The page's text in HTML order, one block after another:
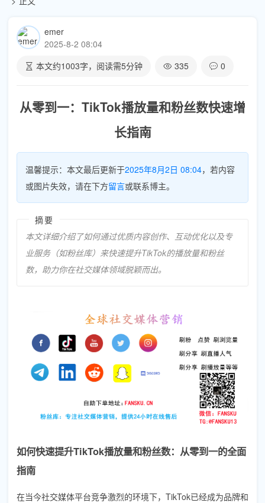
emer
2025-8-2 08:04
本文约1003字，阅读需5分钟 335 0
从零到一：TikTok播放量和粉丝数快速增
长指南
温馨提示：本文最后更新于2025年8月2日 08:04，若内容
或图片失效，请在下方留言或联系博主。
摘要
本文详细介绍了如何通过优质内容创作、互动优化以及专
业服务（如粉丝库）来快速提升TikTok的播放量和粉丝
数，助力你在社交媒体领域脱颖而出。
如何快速提升TikTok播放量和粉丝数：从零到一的全面
指南
在当今社交媒体平台竞争激烈的环境下，TikTok已经成为品牌和